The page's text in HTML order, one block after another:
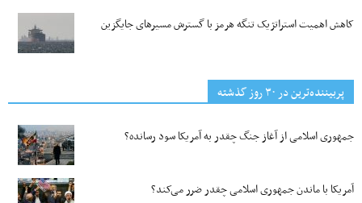
کاهش اهمیت استراتژیک تنگه‌ هرمز با گسترش مسیرهای جایگزین
پربیننده‌ترین‌ در ۳۰ روز گذشته
جمهوری اسلامی از آغاز جنگ چقدر به آمریکا سود رسانده؟
آمریکا با ماندن جمهوری اسلامی چقدر ضرر می‌کند؟